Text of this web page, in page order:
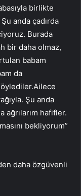
birlikte
anda çadırda
Burada
bir daha olmaz,
babam
da
Şu anda
ağrılarım hafifler.
bekliyorum”
daha özgüvenli